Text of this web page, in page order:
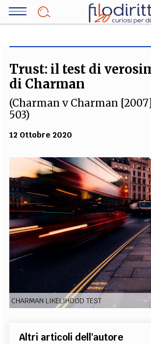
Salta
SOCIETÀ
STORIA E FILOSOFIA
TEAM
FILODIRITTO REDAZIONE COMITATO SCIENTIFICO
FOTOGRAFI
PARTNER COLLABORA
EXTRA
CODICI RUBRICHE LIBRI PROCEEDINGS
SOCIAL MEDIA
Trust: il test di
di Charman
(Charman v Charman
503)
12 Ottobre 2020
CHARMAN LIKELIHOOD TEST
Altri articoli dell'autore